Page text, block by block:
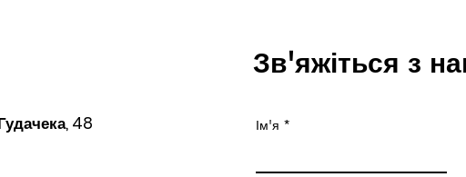
48
Зв'яжіться з
Ім'я